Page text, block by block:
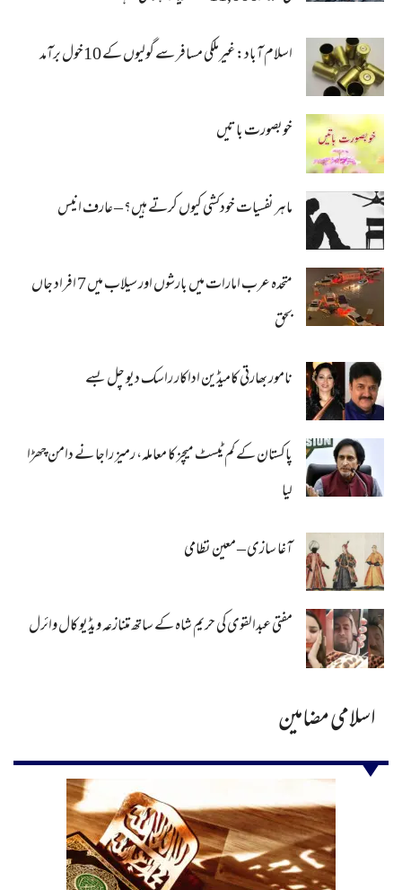
اسلام آباد: غیرملکی مسافر سے گولیوں کے 10خول برآمد
خوبصورت باتیں
ماہر نفسیات خودکشی کیوں کرتے ہیں؟ – عارف انیس
متحدہ عرب امارات میں بارشوں اور سیلاب میں 7 افراد جاں
بحق
نامور بھارتی کامیڈین اداکار راسک دیو چل بسے
پاکستان کے کم ٹیسٹ میچز کا معاملہ، رمیز راجا نے دامن چھڑا
لیا
آغا سازی – معین نظامی
مفتی عبدالقوی کی حریم شاہ کے ساتھ متنازعہ ویڈیو کال وائرل
اسلامی مضامین